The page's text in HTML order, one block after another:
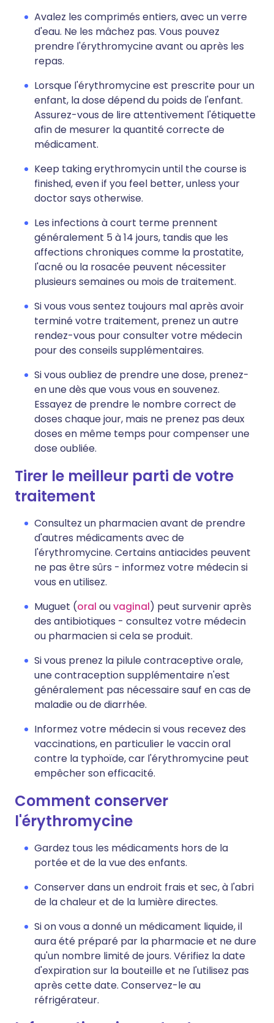
Avalez les comprimés entiers, avec un verre
d'eau. Ne les mâchez pas. Vous pouvez
prendre l'érythromycine avant ou après les
repas.
Lorsque l'érythromycine est prescrite pour un
enfant, la dose dépend du poids de l'enfant.
Assurez-vous de lire attentivement l'étiquette
afin de mesurer la quantité correcte de
médicament.
Keep taking erythromycin until the course is
finished, even if you feel better, unless your
doctor says otherwise.
Les infections à court terme prennent
généralement 5 à 14 jours, tandis que les
affections chroniques comme la prostatite,
l'acné ou la rosacée peuvent nécessiter
plusieurs semaines ou mois de traitement.
Si vous vous sentez toujours mal après avoir
terminé votre traitement, prenez un autre
rendez-vous pour consulter votre médecin
pour des conseils supplémentaires.
Si vous oubliez de prendre une dose, prenez-
en une dès que vous vous en souvenez.
Essayez de prendre le nombre correct de
doses chaque jour, mais ne prenez pas deux
doses en même temps pour compenser une
dose oubliée.
Tirer le meilleur parti de votre
traitement
Consultez un pharmacien avant de prendre
d'autres médicaments avec de
l'érythromycine. Certains antiacides peuvent
ne pas être sûrs - informez votre médecin si
vous en utilisez.
Muguet (oral ouvaginal) peut survenir après
des antibiotiques - consultez votre médecin
ou pharmacien si cela se produit.
Si vous prenez la pilule contraceptive orale,
une contraception supplémentaire n'est
généralement pas nécessaire sauf en cas de
maladie ou de diarrhée.
Informez votre médecin si vous recevez des
vaccinations, en particulier le vaccin oral
contre la typhoïde, car l'érythromycine peut
empêcher son efficacité.
Comment conserver
l'érythromycine
Gardez tous les médicaments hors de la
portée et de la vue des enfants.
Conserver dans un endroit frais et sec, à l'abri
de la chaleur et de la lumière directes.
Si on vous a donné un médicament liquide, il
aura été préparé par la pharmacie et ne dure
qu'un nombre limité de jours. Vérifiez la date
d'expiration sur la bouteille et ne l'utilisez pas
après cette date. Conservez-le au
réfrigérateur.